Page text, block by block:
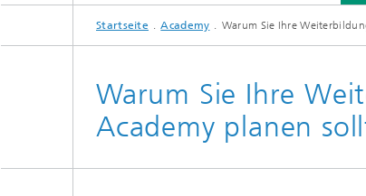
THEMEN
ACADEMY
NEWSROOM
ÜBER UNS
Startseite Academy Warum Sie Ihre
Warum Sie Ihre
Academy planen